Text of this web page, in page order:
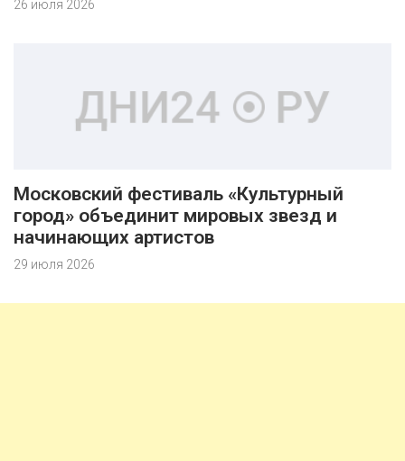
26 июля 2026
Московский фестиваль «Культурный
город» объединит мировых звезд и
начинающих артистов
29 июля 2026